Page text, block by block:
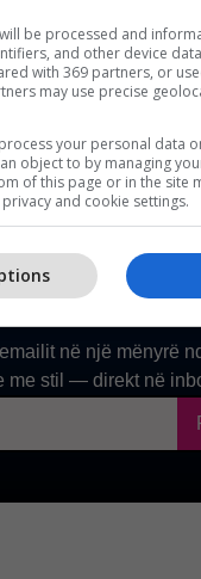
dhe
be processed and
and other device
with 369 partners, or
may use precise
your personal data
object to by managing
of this page or in the site
and cookie settings.